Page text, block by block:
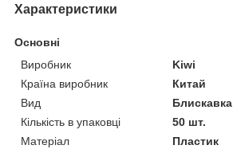
Характеристики
Основні
Виробник
Kiwi
Країна виробник
Китай
Вид
Блискавка
Кількість в упаковці
50 шт.
Матеріал
Пластик